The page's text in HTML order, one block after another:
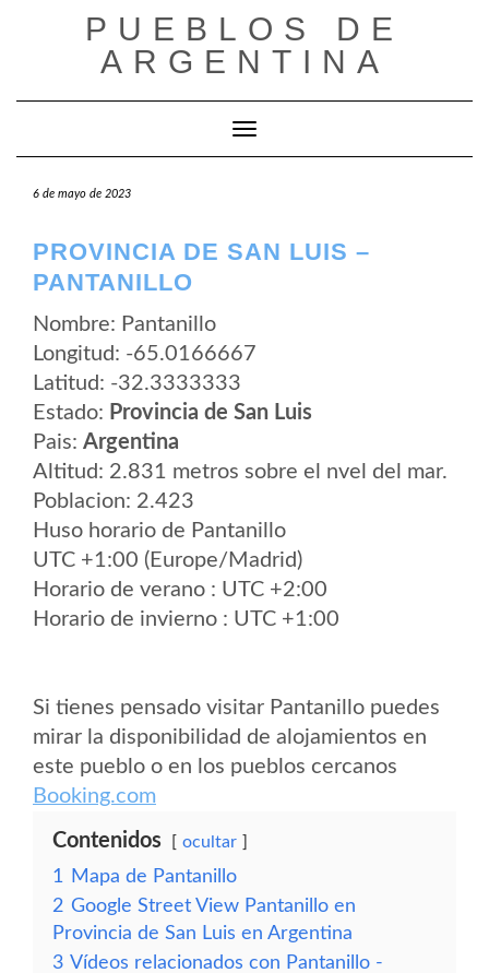
PUEBLOS DE
ARGENTINA
Cambiar modo de navegación
6 de mayo de 2023
PROVINCIA DE SAN LUIS –
PANTANILLO
Nombre: Pantanillo
Longitud: -65.0166667
Latitud: -32.3333333
Estado: Provincia de San Luis
Pais: Argentina
Altitud: 2.831 metros sobre el nvel del mar.
Poblacion: 2.423
Huso horario de Pantanillo
UTC +1:00 (Europe/Madrid)
Horario de verano : UTC +2:00
Horario de invierno : UTC +1:00
Si tienes pensado visitar Pantanillo puedes
mirar la disponibilidad de alojamientos en
este pueblo o en los pueblos cercanos
Booking.com
Contenidos ocultar
1
Mapa de Pantanillo
2 Google Street View Pantanillo en
Provincia de San Luis en Argentina
3 Vídeos relacionados con Pantanillo -